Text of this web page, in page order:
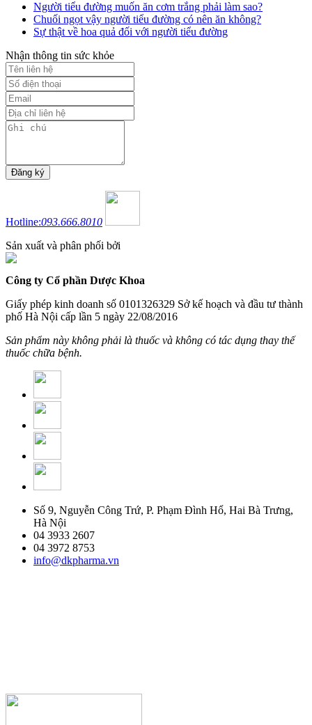
Người tiểu đường muốn ăn cơm trắng phải làm sao?
Chuối ngọt vậy người tiểu đường có nên ăn không?
Sự thật về hoa quả đối với người tiểu đường
Nhận thông tin sức khỏe
Hotline:093.666.8010
Sản xuất và phân phối bởi
Công ty Cổ phần Dược Khoa
Giấy phép kinh doanh số 0101326329 Sở kế hoạch và đầu tư thành
phố Hà Nội cấp lần 5 ngày 22/08/2016
Sản phẩm này không phải là thuốc và không có tác dụng thay thế
thuốc chữa bệnh.
Số 9, Nguyễn Công Trứ, P. Phạm Đình Hổ, Hai Bà Trưng,
Hà Nội
04 3933 2607
04 3972 8753
info@dkpharma.vn